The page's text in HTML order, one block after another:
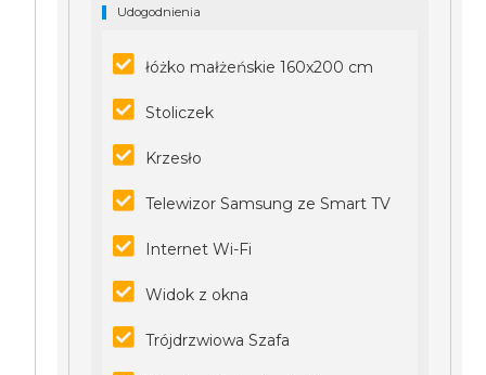
Udogodnienia
łóżko małżeńskie 160x200 cm
Stoliczek
Krzesło
Telewizor Samsung ze Smart TV
Internet Wi-Fi
Widok z okna
Trójdrzwiowa Szafa